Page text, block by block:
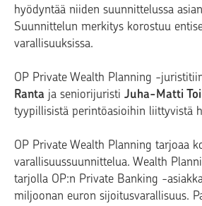
hyödyntää niiden suunnittelussa
Suunnittelun merkitys korostuu
varallisuuksissa.
OP Private Wealth Planning -
Ranta ja seniorijuristi Juha-Matti
tyypillisistä perintöasioihin liittyvistä
OP Private Wealth Planning tarjoaa
varallisuussuunnittelua. Wealth
tarjolla OP:n Private Banking -
miljoonan euron sijoitusvarallisuus.